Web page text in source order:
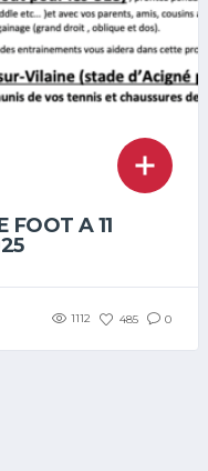
FOOT A 11
1112 485 0